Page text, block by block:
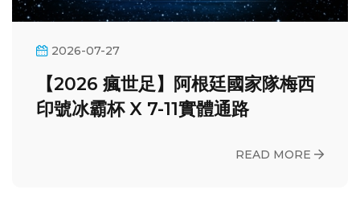
2026-07-27
【2026 瘋世足】阿根廷國家隊梅西
印號冰霸杯 X 7-11實體通路
READ MORE